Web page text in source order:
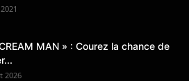
MAN » : Courez la chance de
2026